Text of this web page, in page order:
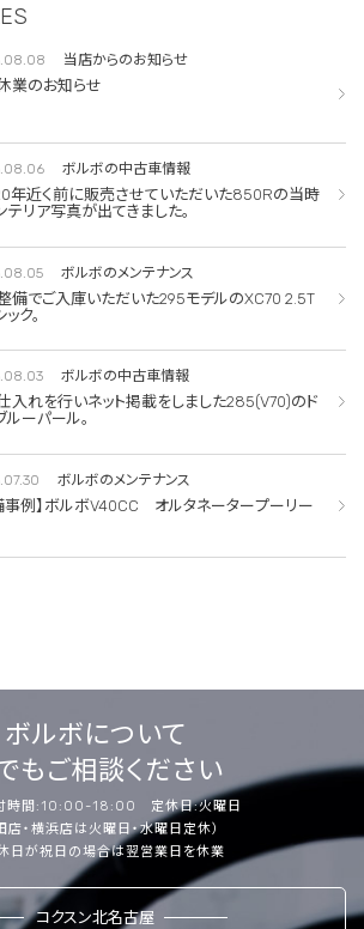
当店からのお知らせ
業のお知らせ
ボルボの中古車情報
年近く前に販売させていただいた850Rの当時
テリア写真が出てきました。
ボルボのメンテナンス
備でご入庫いただいた295モデルのXC70 2.5T
ク。
ボルボの中古車情報
入れを行いネット掲載をしました285(V70)のド
ルーパール。
ボルボのメンテナンス
事例】ボルボV40CC オルタネータープーリー
ボルボについて
もご相談ください
時間:10:00-18:00 定休日:火曜日
店・横浜店は火曜日・水曜日定休）
日が祝日の場合は翌営業日を休業
コクスン北名古屋